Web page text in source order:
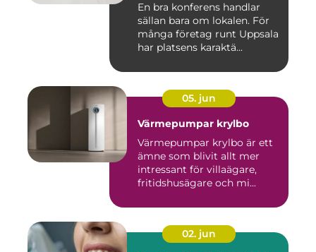
En bra konferens handlar
sällan bara om lokalen. För
många företag runt Uppsala
har platsens karaktä...
05. jun
Värmepumpar krylbo
Värmepumpar krylbo är ett
ämne som blivit allt mer
intressant för villaägare,
fritidshusägare och mi...
02. jun